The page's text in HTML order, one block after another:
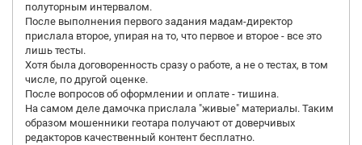
полуторным интервалом.
После выполнения первого задания мадам-директор
прислала второе, упирая на то, что первое и второе - все это
лишь тесты.
Хотя была договоренность сразу о работе, а не о тестах, в том
числе, по другой оценке.
После вопросов об оформлении и оплате - тишина.
На самом деле дамочка прислала "живые" материалы. Таким
образом мошенники геотара получают от доверчивых
редакторов качественный контент бесплатно.